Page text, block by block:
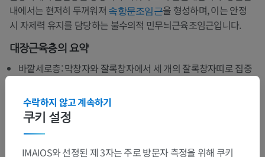
내에서는 현저히 두꺼워져 속항문조임근을 형성하며, 이는 안정
시 자제력 유지를 담당하는 불수의적 민무늬근육조임근입니다.
대장근육층의 요약
바깥세로층: 막창자와 잘록창자에서 세 개의 잘록창자띠로 집중
속돌림층: 대장 전체에 걸쳐 연속적으로 존재합니다.
팽대: 잘록창자띠가 창자벽보다 짧기 때문에 형성됩니다.
쿠키 설정
수락하지 않고 계속하기
IMAIOS와 선정된 제 3자는 주로 방문자 측정을 위해 쿠키